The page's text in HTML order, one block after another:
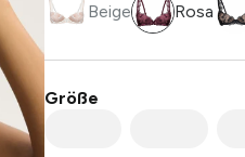
Beige Rosa
Größe